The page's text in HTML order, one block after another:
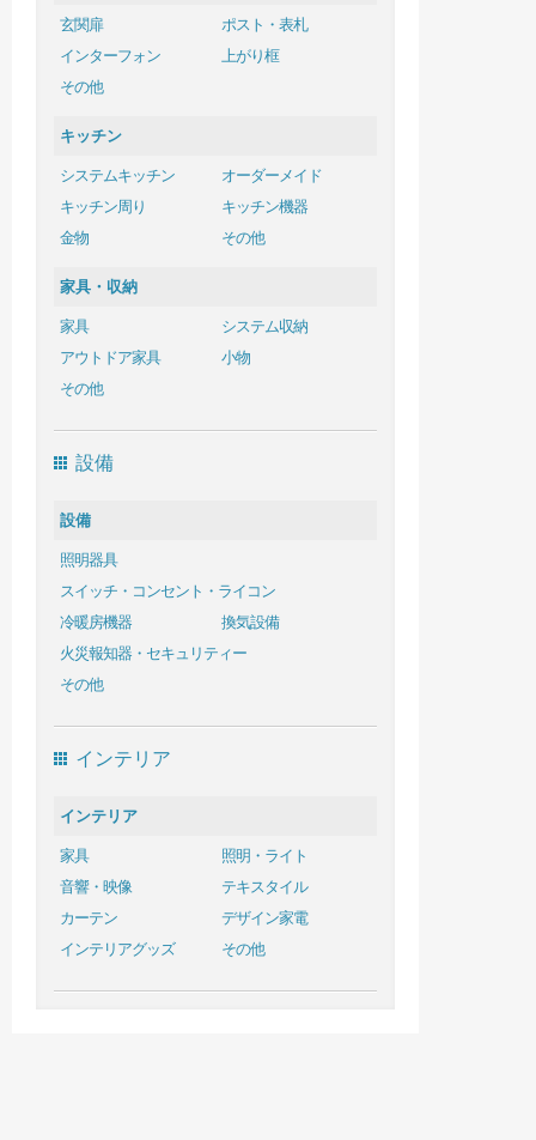
玄関扉
ポスト・表札
インターフォン
上がり框
その他
キッチン
システムキッチン
オーダーメイド
キッチン周り
キッチン機器
金物
その他
家具・収納
家具
システム収納
アウトドア家具
小物
その他
設備
設備
照明器具
スイッチ・コンセント・ライコン
冷暖房機器
換気設備
火災報知器・セキュリティー
その他
インテリア
インテリア
家具
照明・ライト
音響・映像
テキスタイル
カーテン
デザイン家電
インテリアグッズ
その他